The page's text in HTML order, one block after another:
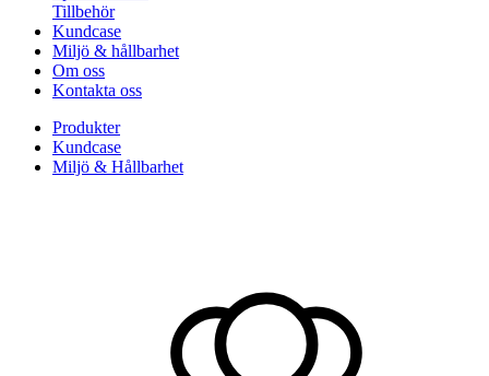
Tillbehör
Kundcase
Miljö & hållbarhet
Om oss
Kontakta oss
Produkter
Kundcase
Miljö & Hållbarhet